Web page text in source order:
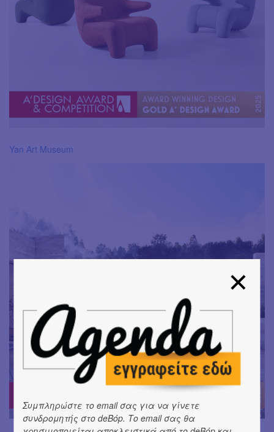
Yan Art Museum
Συμπληρώστε το email σας για να γίνετε
συνδρομητής στο deBόp. Το email σας θα